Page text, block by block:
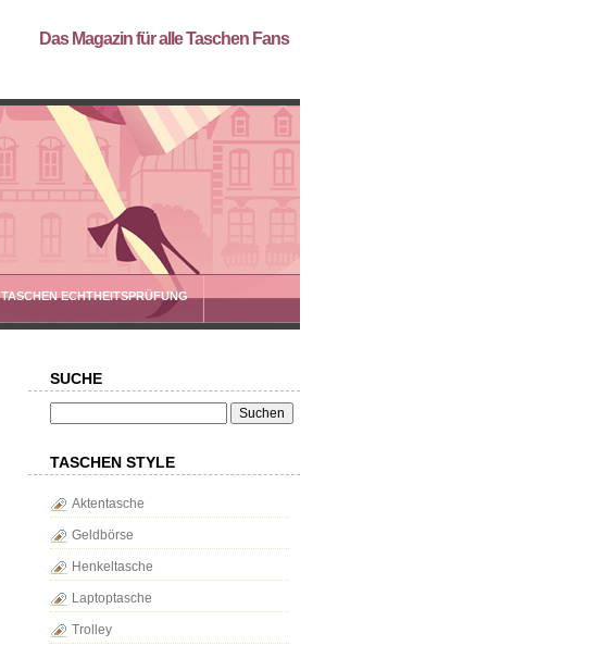
Das Magazin für alle Taschen Fans
TASCHEN ECHTHEITSPRÜFUNG
SUCHE
TASCHEN STYLE
Aktentasche
Geldbörse
Henkeltasche
Laptoptasche
Trolley